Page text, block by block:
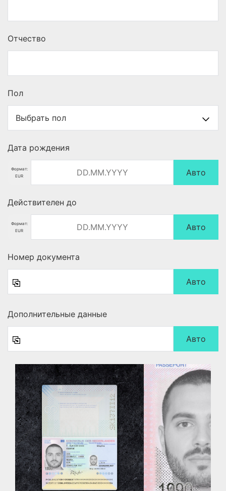
Отчество
Пол
Дата рождения
Формат:
EUR
Авто
Действителен до
Формат:
EUR
Авто
Номер документа
Авто
Дополнительные данные
Авто